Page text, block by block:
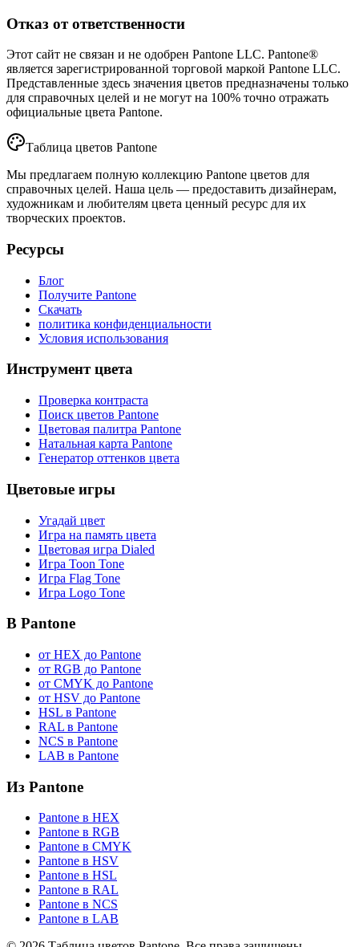
Отказ от ответственности
Этот сайт не связан и не одобрен Pantone LLC. Pantone®
является зарегистрированной торговой маркой Pantone LLC.
Представленные здесь значения цветов предназначены только
для справочных целей и не могут на 100% точно отражать
официальные цвета Pantone.
Таблица цветов Pantone
Мы предлагаем полную коллекцию Pantone цветов для
справочных целей. Наша цель — предоставить дизайнерам,
художникам и любителям цвета ценный ресурс для их
творческих проектов.
Ресурсы
Блог
Получите Pantone
Скачать
политика конфиденциальности
Условия использования
Инструмент цвета
Проверка контраста
Поиск цветов Pantone
Цветовая палитра Pantone
Натальная карта Pantone
Генератор оттенков цвета
Цветовые игры
Угадай цвет
Игра на память цвета
Цветовая игра Dialed
Игра Toon Tone
Игра Flag Tone
Игра Logo Tone
В Pantone
от HEX до Pantone
от RGB до Pantone
от CMYK до Pantone
от HSV до Pantone
HSL в Pantone
RAL в Pantone
NCS в Pantone
LAB в Pantone
Из Pantone
Pantone в HEX
Pantone в RGB
Pantone в CMYK
Pantone в HSV
Pantone в HSL
Pantone в RAL
Pantone в NCS
Pantone в LAB